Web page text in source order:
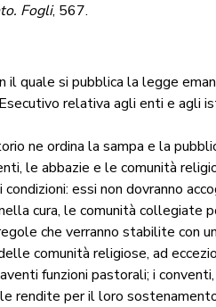
Fogli, 567.
quale si pubblica la legge
relativa agli enti e agli
ne ordina la sampa e la
le abbazie e le comunità
essi non dovranno
cura, le comu­nità collegiate
che verranno stabilite con
comunità religiose, ad
funzioni pastorali; i
rendite per il loro